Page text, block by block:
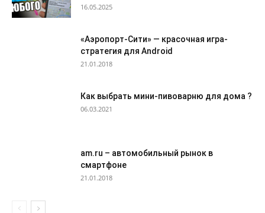
16.05.2025
«Аэропорт-Сити» — красочная игра-
стратегия для Android
21.01.2018
Как выбрать мини-пивоварню для дома ?
06.03.2021
am.ru – автомобильный рынок в
смартфоне
21.01.2018